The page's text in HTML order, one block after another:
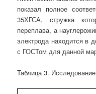
показал полное
35ХГСА, стружка
переплава, а
электрода находится в
с ГОСТом для данной
Таблица 3.